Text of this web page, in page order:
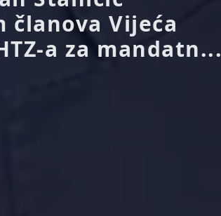
članova Vijeća
a za mandatn...